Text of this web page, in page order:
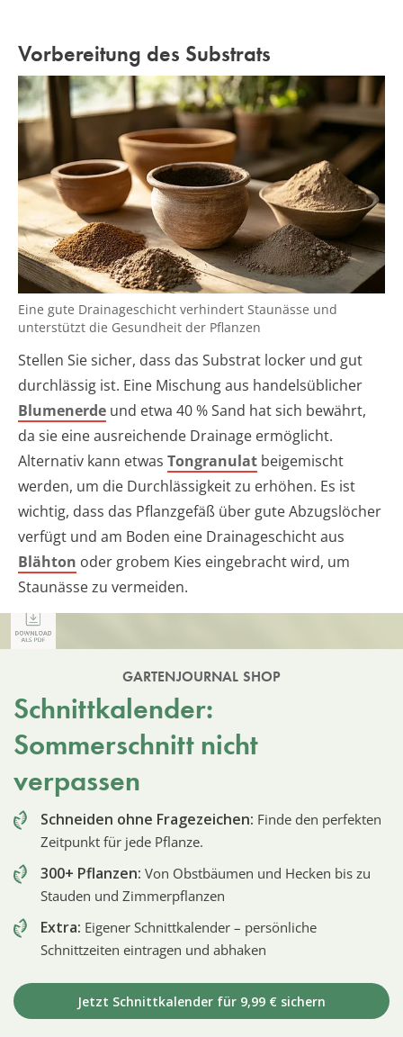
Vorbereitung des Substrats
Eine gute Drainageschicht verhindert Staunässe und
unterstützt die Gesundheit der Pflanzen
Stellen Sie sicher, dass das Substrat locker und gut
durchlässig ist. Eine Mischung aus handelsüblicher
Blumenerde und etwa 40 % Sand hat sich bewährt,
da sie eine ausreichende Drainage ermöglicht.
Alternativ kann etwas Tongranulat beigemischt
werden, um die Durchlässigkeit zu erhöhen. Es ist
wichtig, dass das Pflanzgefäß über gute Abzugslöcher
verfügt und am Boden eine Drainageschicht aus
Blähton oder grobem Kies eingebracht wird, um
Staunässe zu vermeiden.
GARTENJOURNAL SHOP
Schnittkalender:
Sommerschnitt nicht
verpassen
Schneiden ohne Fragezeichen: Finde den perfekten
Zeitpunkt für jede Pflanze.
300+ Pflanzen: Von Obstbäumen und Hecken bis zu
Stauden und Zimmerpflanzen
Extra: Eigener Schnittkalender – persönliche
Schnittzeiten eintragen und abhaken
Jetzt Schnittkalender für 9,99 € sichern